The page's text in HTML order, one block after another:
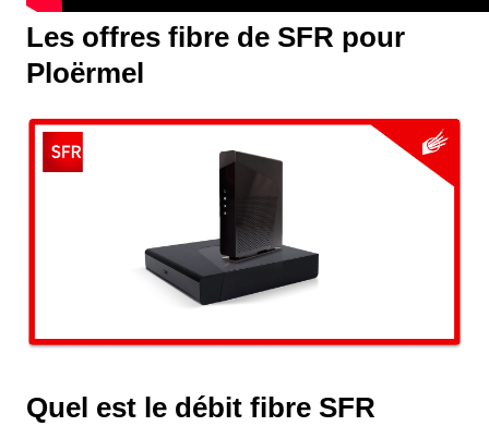
Les offres fibre de SFR pour
Ploërmel
Quel est le débit fibre SFR